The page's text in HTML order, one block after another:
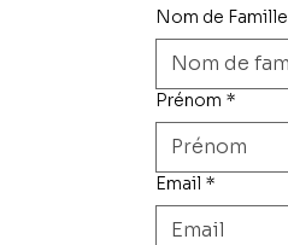
Nom de Famille
Prénom *
Email *